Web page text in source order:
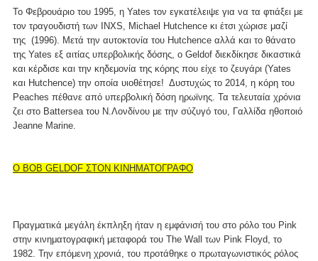
Το Φεβρουάριο του 1995, η Yates τον εγκατέλειψε για να τα φτιάξει με
τον τραγουδιστή των INXS, Michael Hutchence κι έτσι χώρισε μαζί
της (1996). Μετά την αυτοκτονία του Hutchence αλλά και το θάνατο
της Yates εξ αιτίας υπερβολικής δόσης, ο Geldof διεκδίκησε δικαστικά
και κέρδισε και την κηδεμονία της κόρης που είχε το ζευγάρι (Yates
και Hutchence) την οποία υιοθέτησε! Δυστυχώς το 2014, η κόρη του
Peaches πέθανε από υπερβολική δόση ηρωϊνης. Τα τελευταία χρόνια
ζει στο Battersea του Ν.Λονδίνου με την σύζυγό του, Γαλλίδα ηθοποιό
Jeanne Marine.
O BOB GELDOF ΣΤΟΝ ΚΙΝΗΜΑΤΟΓΡΑΦΟ
Πραγματικά μεγάλη έκπληξη ήταν η εμφάνισή του στο ρόλο του Pink
στην κινηματογραφική μεταφορά του The Wall των Pink Floyd, το
1982. Την επόμενη χρονιά, του προτάθηκε ο πρωταγωνιστικός ρόλος